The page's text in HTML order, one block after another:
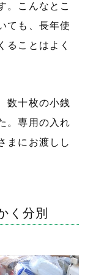
。こんなとこ
ても、長年使
ることはよく
数十枚の小銭
。専用の入れ
まにお渡しし
く分別